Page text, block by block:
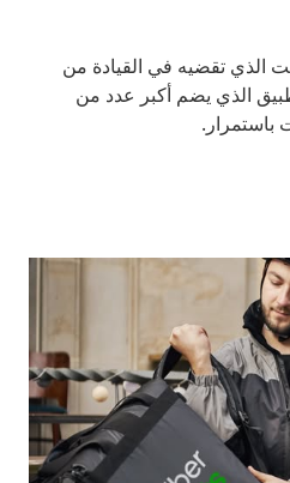
الذي تقضيه في القيادة من
الذي يضم أكبر عدد من
باستمرار.